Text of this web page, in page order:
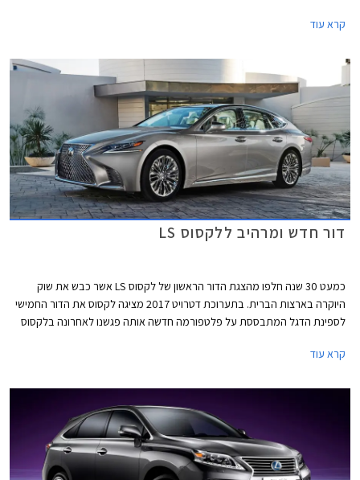
באופן תדיר יותר.
קרא עוד
דור חדש ומרהיב ללקסוס LS
כמעט 30 שנה חלפו מהצגת הדור הראשון של לקסוס LS אשר כבש את שוק
היוקרה בארצות הברית. בתערוכת דטרויט 2017 מציגה לקסוס את הדור החמישי
לספינת הדגל המתבססת על פלטפורמה חדשה אותה פגשנו לאחרונה בלקסוס
ללקסוס LS החדשה צפוי עתיד מזהיר.
קרא עוד